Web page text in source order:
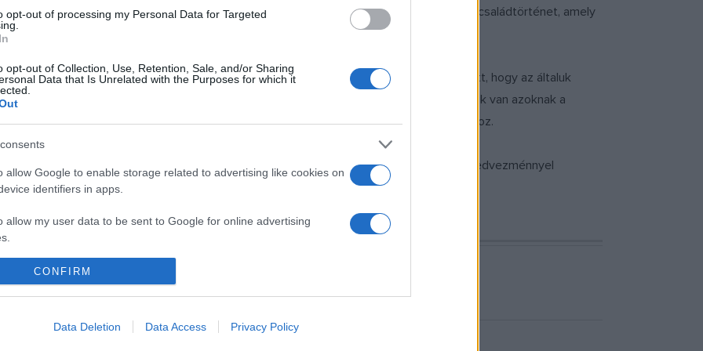
opt-out of processing my Personal Data for Targeted
opt-out of Collection, Use, Retention, Sale, and/or Sharing
Data that Is Unrelated with the Purposes for which it
allow Google to enable storage related to advertising like cookies on
identifiers in apps.
allow my user data to be sent to Google for online advertising
allow Google to send me personalized advertising.
identifiers in apps.
CONFIRM
Data Deletion Data Access Privacy Policy
készült A Lechnerekcímű, életrajzi dokumentumokkal, visszatekintésekkel kiegészített családtörténet, amely
a család, de a pesti polgárság életébe is.
Magyar Művészeti Akadémia öt évvel ezelőtt azért döntött saját kiadó alapítása mellett, hogy az általuk
a könyvkereskedelembe. Úgy vélte: a mai magyar kulturális életben komoly szerepük van azoknak a
hanem képesek arra, hogy hiánypótló kiadványokat juttassanak el az olvasókhoz.
weboldalán, awww.mmakiado.hu
címen, ahol a könyvek december 15-ig kiemelt kedvezménnyel